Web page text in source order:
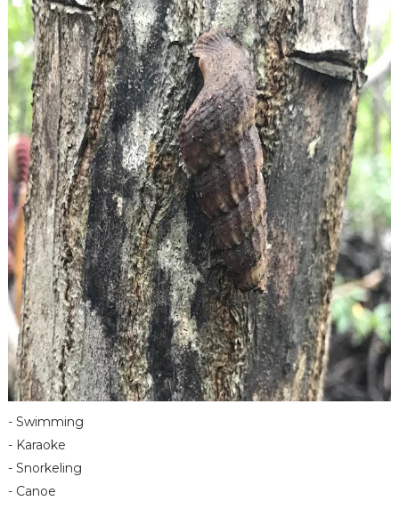
- Swimming
- Karaoke
- Snorkeling
- Canoe